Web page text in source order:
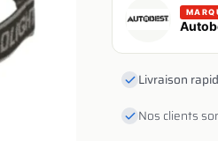
Livraison
Nos clients